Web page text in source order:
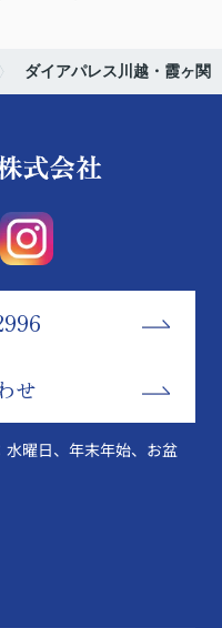
ダイアパレス川越・霞ヶ関
せ
水曜日、年末年始、お盆